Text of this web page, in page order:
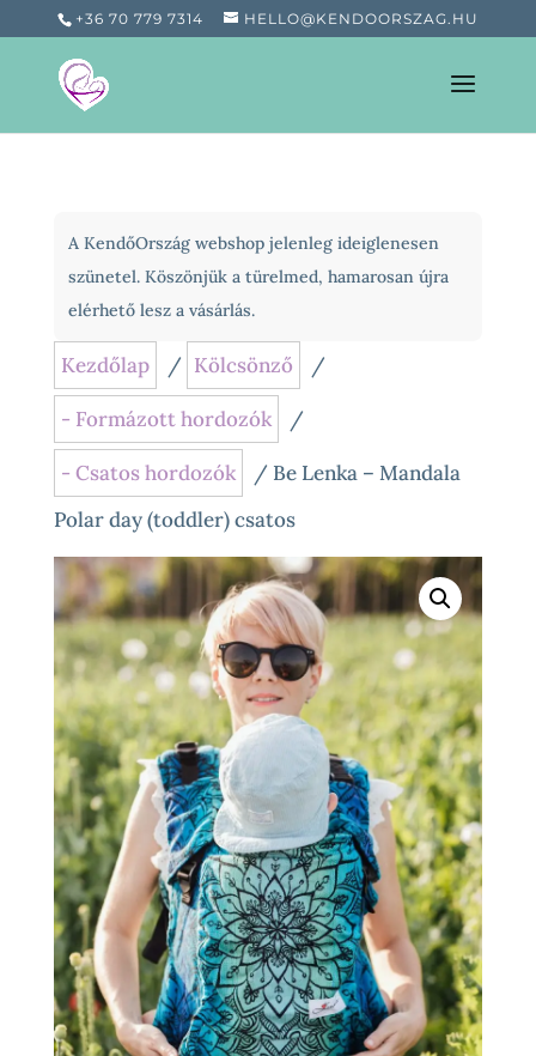
+36 70 779 7314 HELLO@KENDOORSZAG.HU
A KendőOrszág webshop jelenleg ideiglenesen
szünetel. Köszönjük a türelmed, hamarosan újra
elérhető lesz a vásárlás.
Kezdőlap / Kölcsönző /
- Formázott hordozók /
- Csatos hordozók
/ Be Lenka – Mandala
Polar day (toddler) csatos